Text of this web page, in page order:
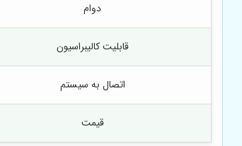
دوام
قابلیت کالیبراسیون
اتصال به سیستم
قیمت